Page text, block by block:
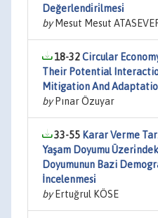
Değerlendi̇ri̇lmesi̇
byMesut Mesut
18-32Circular
Their Potential
Mitigation And
byPınar Özuyar
33-55 Karar Verme
Yaşam Doyumu
Doyumunun Bazi
İncelenmesi̇
byErtuğrul KÖSE